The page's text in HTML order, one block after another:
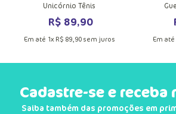
Unicórnio Tênis
R$ 89,90
Em até 1x R$ 89,90sem juros Em até
Cadastre-se e
Saiba também das promoções em